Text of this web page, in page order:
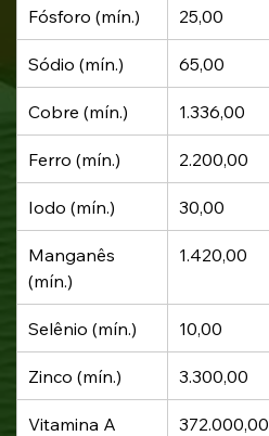
Fósforo (mín.) 25,00
Sódio (mín.) 65,00
Cobre (mín.) 1.336,00
Ferro (mín.) 2.200,00
Iodo (mín.) 30,00
Manganês
(mín.)
1.420,00
Selênio (mín.) 10,00
Zinco (mín.) 3.300,00
Vitamina A
372.000,00